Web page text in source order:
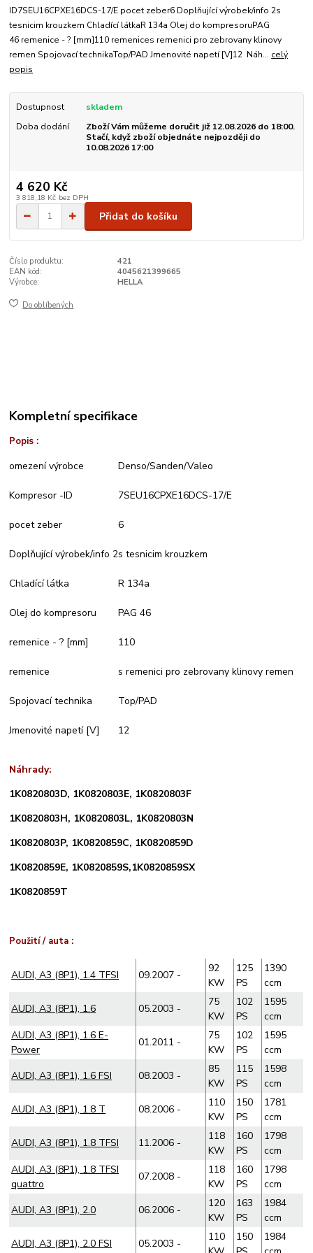
ID7SEU16CPXE16DCS-17/E pocet zeber6 Doplňující výrobek/info 2s
tesnicim krouzkem Chladící látkaR 134a Olej do kompresoruPAG
46 remenice - ? [mm]110 remenices remenici pro zebrovany klinovy
remen Spojovací technikaTop/PAD Jmenovité napetí [V]12 Náh... celý
popis
Dostupnost
skladem
Doba dodání
Zboží Vám můžeme doručit již 12.08.2026 do 18:00.
Stačí, když zboží objednáte nejpozději do
10.08.2026 17:00
4 620 Kč
3 818,18 Kč bez DPH
Přidat do košíku
Číslo produktu:
421
EAN kód:
4045621399665
Výrobce:
HELLA
Do oblíbených
Kompletní specifikace
Popis :
omezení výrobce Denso/Sanden/Valeo
Kompresor -ID 7SEU16CPXE16DCS-17/E
pocet zeber 6
Doplňující výrobek/info 2s tesnicim krouzkem
Chladící látka R 134a
Olej do kompresoru PAG 46
remenice - ? [mm] 110
remenice s remenici pro zebrovany klinovy remen
Spojovací technika Top/PAD
Jmenovité napetí [V] 12
Náhrady:
1K0820803D, 1K0820803E, 1K0820803F
1K0820803H, 1K0820803L, 1K0820803N
1K0820803P, 1K0820859C, 1K0820859D
1K0820859E, 1K0820859S,1K0820859SX
1K0820859T
Použití / auta :
AUDI, A3 (8P1), 1.4 TFSI 09.2007 -
92
KW
125
PS
1390
ccm
AUDI, A3 (8P1), 1.6
05.2003 -
75
KW
102
PS
1595
ccm
AUDI, A3 (8P1), 1.6 E-
Power
01.2011 -
75
KW
102
PS
1595
ccm
AUDI, A3 (8P1), 1.6 FSI
08.2003 -
85
KW
115
PS
1598
ccm
AUDI, A3 (8P1), 1.8 T
08.2006 -
110
KW
150
PS
1781
ccm
AUDI, A3 (8P1), 1.8 TFSI
11.2006 -
118
KW
160
PS
1798
ccm
AUDI, A3 (8P1), 1.8 TFSI
quattro
07.2008 -
118
KW
160
PS
1798
ccm
AUDI, A3 (8P1), 2.0
06.2006 -
120
KW
163
PS
1984
ccm
AUDI, A3 (8P1), 2.0 FSI
05.2003 -
110
150
1984